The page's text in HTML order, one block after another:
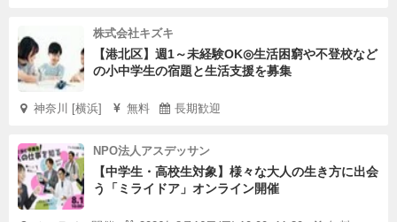
株式会社キズキ
【港北区】週1～未経験OK◎生活困窮や不登校など
の小中学生の宿題と生活支援を募集
神奈川 [横浜] 無料 長期歓迎
NPO法人アスデッサン
【中学生・高校生対象】様々な大人の生き方に出会
う「ミライドア」オンライン開催